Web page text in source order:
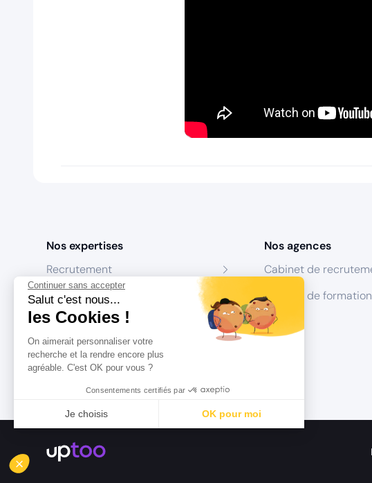
Continuer sans accepter
Salut c'est nous...
les Cookies !
On aimerait personnaliser votre
recherche et la rendre encore plus
agréable. C'est OK pour vous ?
Consentements certifiés par
Je choisis OK pour moi
Notre plateforme vous permet d'adapter et de gérer vos paramètres de
Nos expertises
Recrutement
Formation
Coaching
Conseil
Nos agences
Cabinet de
Centres de formation